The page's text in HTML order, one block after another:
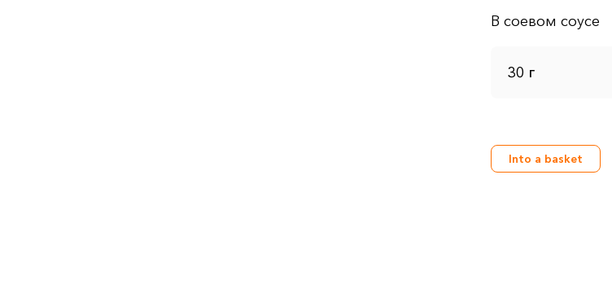
30 г
Into a basket